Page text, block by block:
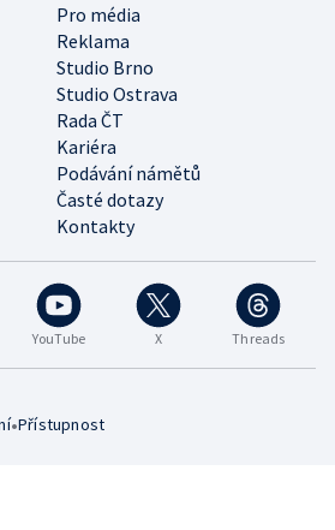
Pro média
Reklama
Studio Brno
Studio Ostrava
Rada ČT
Kariéra
Podávání námětů
Časté dotazy
Kontakty
YouTube X Threads
•Přístupnost